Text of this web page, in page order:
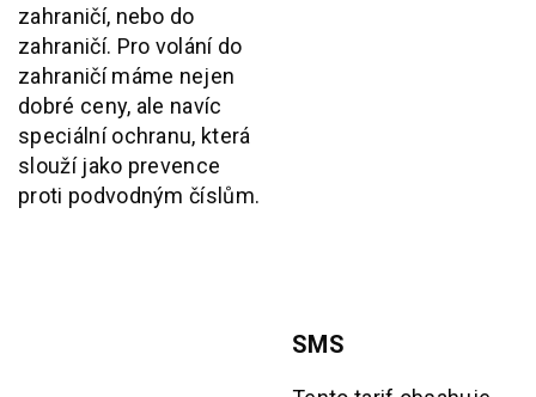
zahraničí, nebo do
zahraničí. Pro volání do
zahraničí máme nejen
dobré ceny, ale navíc
speciální ochranu, která
slouží jako prevence
proti podvodným číslům.
SMS